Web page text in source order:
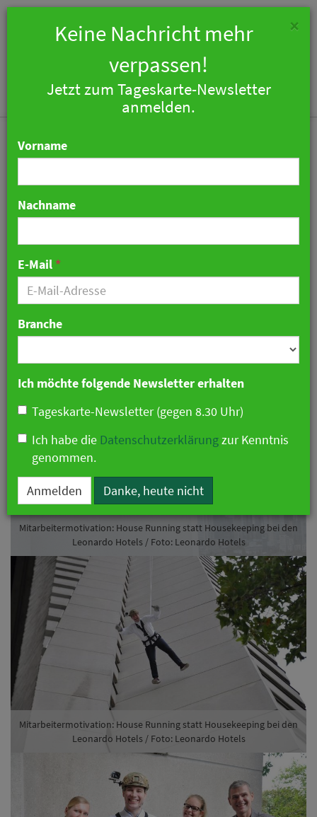
Mitarbeitermotivation:
House Running statt
Housekeeping bei den
Leonardo Hotels
15. September 2020 15:16 Uhr| Hotellerie
Mitarbeitermotivation: House Running statt Housekeeping bei den
Leonardo Hotels / Foto: Leonardo Hotels
Mitarbeitermotivation: House Running statt Housekeeping bei den
Leonardo Hotels / Foto: Leonardo Hotels
Mitarbeitermotivation: House Running statt Housekeeping bei den
Leonardo Hotels / Foto: Leonardo Hotels
Vorheriges
×
Keine Nachricht mehr
verpassen!
Jetzt zum Tageskarte-Newsletter
anmelden.
Vorname
Nachname
E-Mail *
Branche
Ich möchte folgende Newsletter erhalten
Tageskarte-Newsletter (gegen 8.30 Uhr)
Ich habe die Datenschutzerklärungzur Kenntnis
genommen.
Anmelden Danke, heute nicht